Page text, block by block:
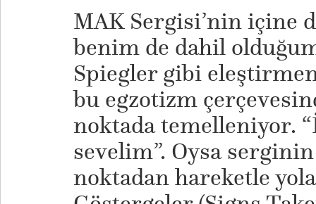
MAK Sergisi’nin içine
benim de dahil
Spiegler gibi
bu egzotizm
noktada temelleniyor.
sevelim”. Oysa
noktadan hareketle